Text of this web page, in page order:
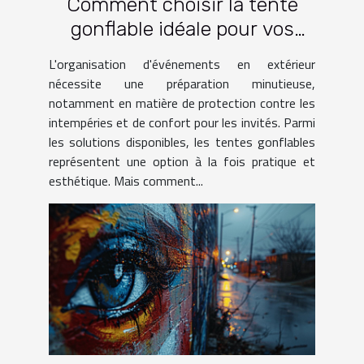
gonflable idéale pour vos
L'organisation d'événements en extérieur
nécessite une préparation minutieuse,
notamment en matière de protection contre les
intempéries et de confort pour les invités. Parmi
les solutions disponibles, les tentes gonflables
représentent une option à la fois pratique et
esthétique. Mais comment...